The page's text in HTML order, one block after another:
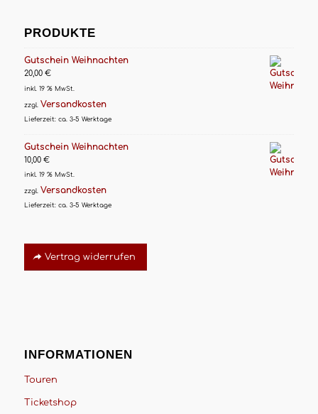
PRODUKTE
Gutschein Weihnachten
20,00 €
inkl. 19 % MwSt.
zzgl. Versandkosten
Lieferzeit: ca. 3-5 Werktage
Gutschein Weihnachten
10,00 €
inkl. 19 % MwSt.
zzgl. Versandkosten
Lieferzeit: ca. 3-5 Werktage
Vertrag widerrufen
INFORMATIONEN
Touren
Ticketshop